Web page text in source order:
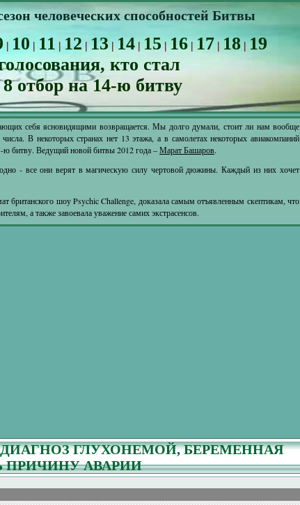
человеческих способностей Битвы
| 10 | 11 | 12 | 13|14 | 15|16| 17 | 18 | 19
кто стал
8 отбор на 14-ю битву
себя ясновидящими возвращается. Мы долго думали, стоит ли нам вообще
В некоторых странах нет 13 этажа, а в самолетах некоторых авиакомпаний
ю битву. Ведущий новой битвы 2012 года –Марат Башаров.
одно - все они верят в магическую силу чертовой дюжины. Каждый из них хочет
британского шоу Psychic Challenge, доказала самым отъявленным скептикам, что
а также завоевала уважение самих экстрасенсов.
ГЛУХОНЕМОЙ, БЕРЕМЕННАЯ
ПРИЧИНУ АВАРИИ